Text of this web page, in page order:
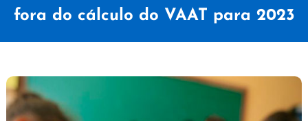
fora do cálculo do VAAT para 2023